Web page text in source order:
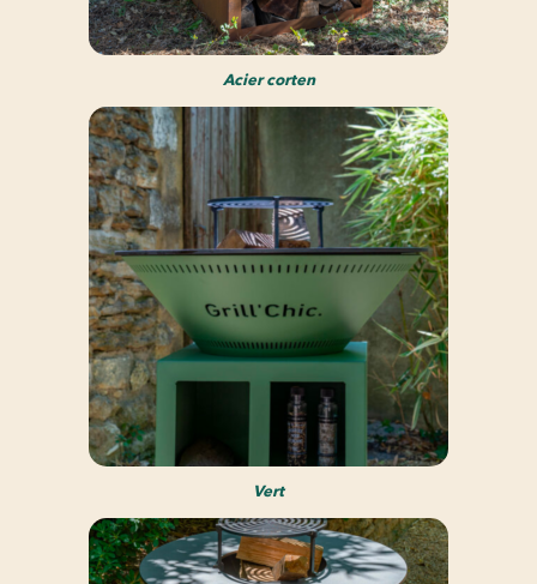
Acier corten
Vert